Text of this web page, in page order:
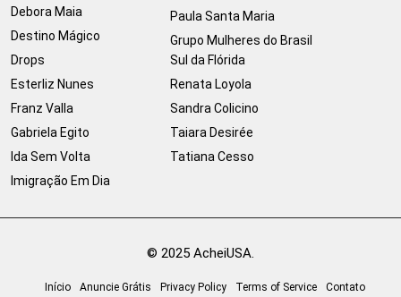
Debora Maia
Destino Mágico
Drops
Esterliz Nunes
Franz Valla
Gabriela Egito
Ida Sem Volta
Imigração Em Dia
Paula Santa Maria
Grupo Mulheres do Brasil
Sul da Flórida
Renata Loyola
Sandra Colicino
Taiara Desirée
Tatiana Cesso
© 2025 AcheiUSA.
Início Anuncie Grátis Privacy Policy Terms of Service Contato